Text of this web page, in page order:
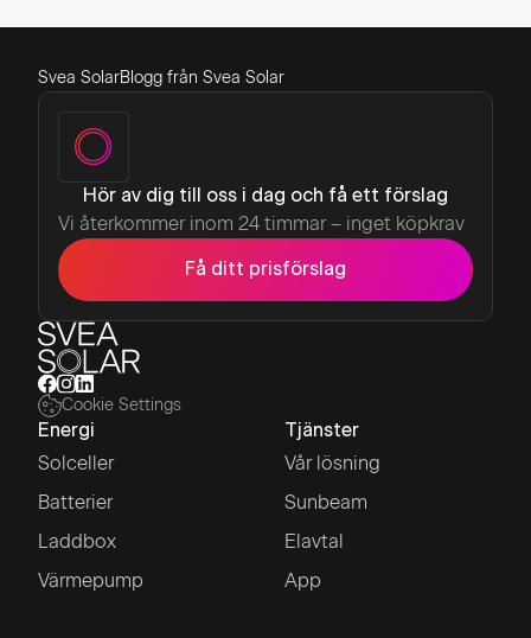
Svea SolarBlogg från Svea Solar
Hör av dig till oss i dag och få ett förslag
Vi återkommer inom 24 timmar – inget köpkrav
Få ditt prisförslag
Cookie Settings
Energi
Solceller
Batterier
Laddbox
Värmepump
Tjänster
Vår lösning
Sunbeam
Elavtal
App